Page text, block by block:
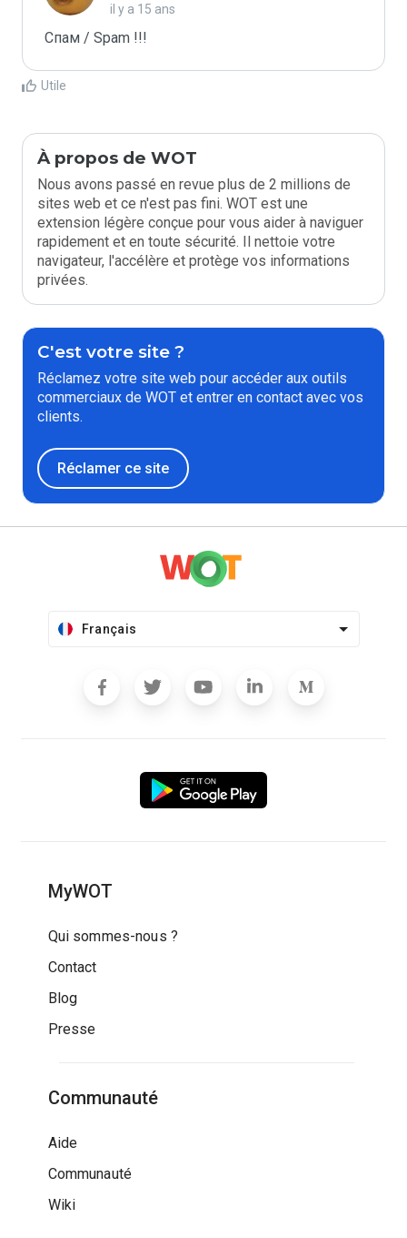
il y a 15 ans
Спам / Spam !!!
Utile
À propos de WOT
Nous avons passé en revue plus de 2 millions de
sites web et ce n'est pas fini. WOT est une
extension légère conçue pour vous aider à naviguer
rapidement et en toute sécurité. Il nettoie votre
navigateur, l'accélère et protège vos informations
privées.
C'est votre site ?
Réclamez votre site web pour accéder aux outils
commerciaux de WOT et entrer en contact avec vos
clients.
Réclamer ce site
Français
MyWOT
Qui sommes-nous ?
Contact
Blog
Presse
Communauté
Aide
Communauté
Wiki